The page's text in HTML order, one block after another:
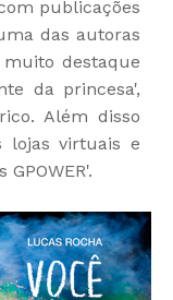
publicações
das autoras
destaque
da princesa',
Além disso
lojas virtuais e